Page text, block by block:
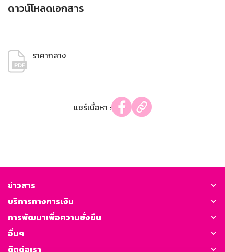
ดาวน์โหลดเอกสาร
ราคากลาง
แชร์เนื้อหา :
ข่าวสาร
บริการทางการเงิน
การพัฒนาเพื่อความยั่งยืน
อื่นๆ